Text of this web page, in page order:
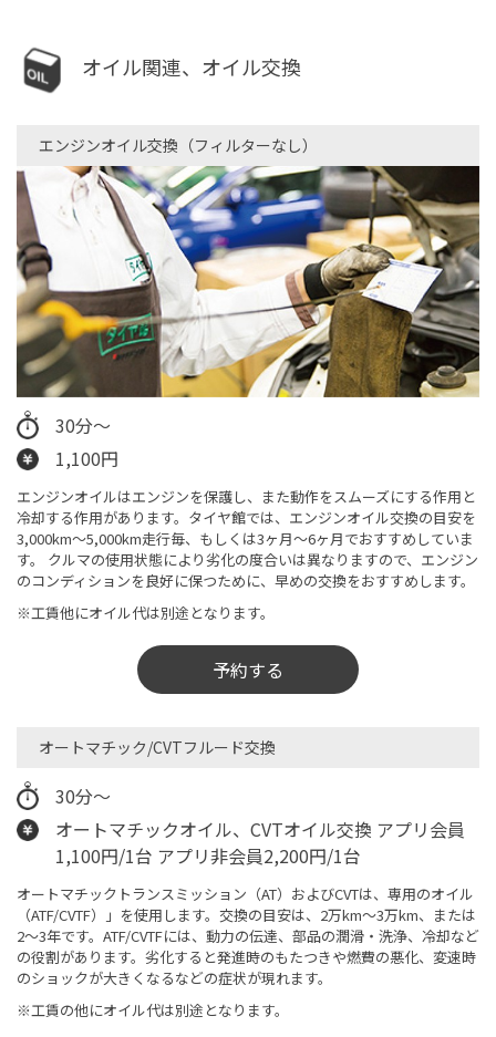
オイル関連、オイル交換
エンジンオイル交換（フィルターなし）​
30分～
1,100円
エンジンオイルはエンジンを保護し、また動作をスムーズにする作用と
冷却する作用があります。タイヤ館では、エンジンオイル交換の目安を
3,000km～5,000km走行毎、もしくは3ヶ月〜6ヶ月でおすすめしていま
す。 クルマの使用状態により劣化の度合いは異なりますので、エンジン
のコンディションを良好に保つために、早めの交換をおすすめします。
※工賃他にオイル代は別途となります。
予約する
オートマチック/CVTフルード交換
30分～
オートマチックオイル、CVTオイル交換 アプリ会員
1,100円/1台 アプリ非会員2,200円/1台
オートマチックトランスミッション（AT）およびCVTは、専用のオイル
（ATF/CVTF）」を使用します。交換の目安は、2万km～3万km、または
2～3年です。ATF/CVTFには、動力の伝達、部品の潤滑・洗浄、冷却など
の役割があります。劣化すると発進時のもたつきや燃費の悪化、変速時
のショックが大きくなるなどの症状が現れます。
※工賃の他にオイル代は別途となります。